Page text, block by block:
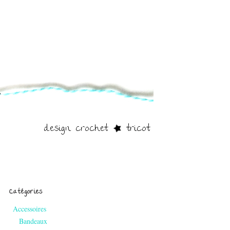
Catégories
Accessoires
Bandeaux